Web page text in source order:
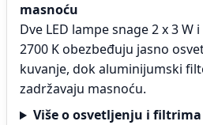
masnoću
Dve LED lampe snage 2 x 3
2700 K obezbeđuju jasno
kuvanje, dok aluminijumski
zadržavaju masnoću.
Više o osvetljenju i filtrima